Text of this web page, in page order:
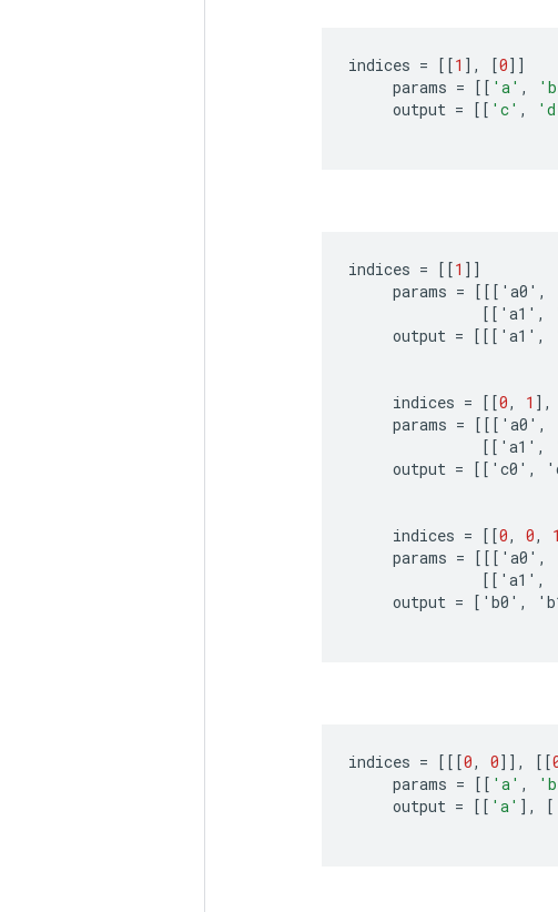
indices = [[1 ] , [0]]
params = [[ 'a' ,
output = [[ 'c' ,
indices = [[1 ]]
params = [[[ ' a0 ' ,
[[ ' a1 ' ,
output = [[[ ' a1 ' ,
indices = [[0, 1 ] ,
params = [[[ ' a0 ' ,
[[ ' a1 ' ,
output = [[ ' c0 ' , '
indices = [[0, 0, 1
params = [[[ ' a0 ' ,
[[ ' a1 ' ,
output = [ ' b0 ' , '
indices = [[[0, 0]] , [[
params = [[ 'a' ,
output = [[ 'a' ] , [